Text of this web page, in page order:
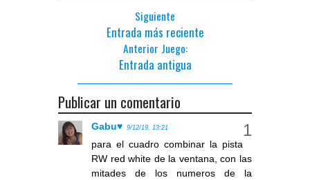
Siguiente
Entrada más reciente
Anterior Juego:
Entrada antigua
Publicar un comentario
Gabu♥ 9/12/19, 13:21
para el cuadro combinar la pista
RW red white de la ventana, con las
mitades de los numeros de la